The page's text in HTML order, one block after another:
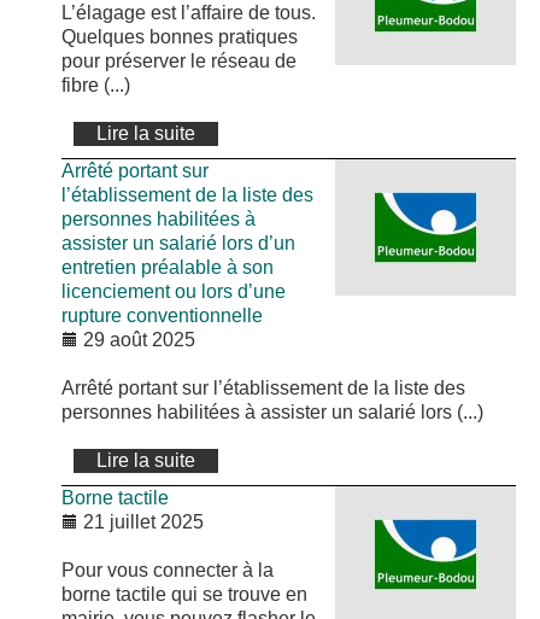
L’élagage est l’affaire de tous.
Quelques bonnes pratiques
pour préserver le réseau de
fibre (...)
Lire la suite
Arrêté portant sur
l’établissement de la liste des
personnes habilitées à
assister un salarié lors d’un
entretien préalable à son
licenciement ou lors d’une
rupture conventionnelle
29 août 2025
Arrêté portant sur l’établissement de la liste des
personnes habilitées à assister un salarié lors (...)
Lire la suite
Borne tactile
21 juillet 2025
Pour vous connecter à la
borne tactile qui se trouve en